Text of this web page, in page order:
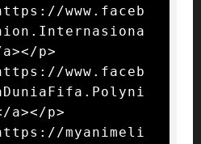
www.faceb
p>
www.faceb
a></p>
myanimeli